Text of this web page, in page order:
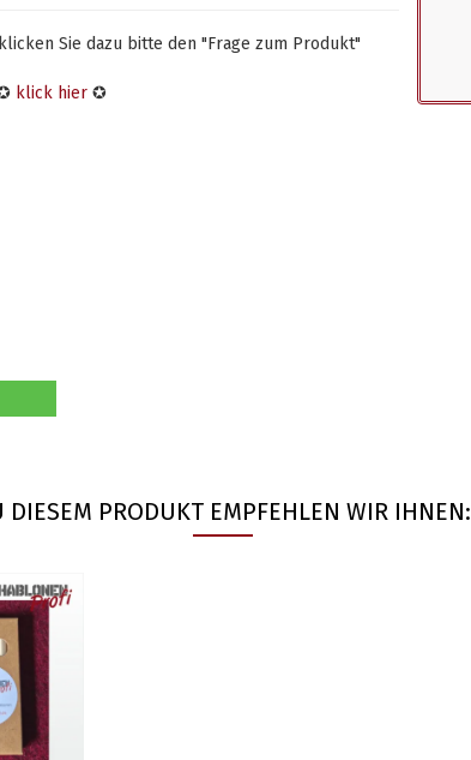
Sie dazu bitte den "Frage zum Produkt"
klick hier ✪
DIESEM PRODUKT EMPFEHLEN WIR IHNEN: